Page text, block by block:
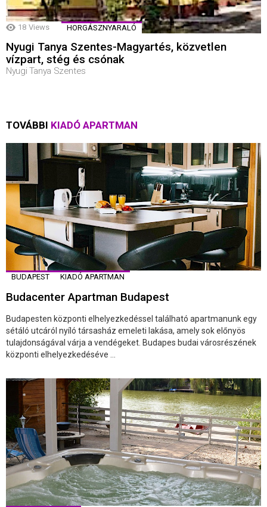
18 Views HORGÁSZNYARALÓ
Nyugi Tanya Szentes-Magyartés, közvetlen
vízpart, stég és csónak
Nyugi Tanya Szentes
TOVÁBBI KIADÓ APARTMAN
BUDAPEST KIADÓ APARTMAN
Budacenter Apartman Budapest
Budapesten központi elhelyezkedéssel található apartmanunk egy
sétáló utcáról nyíló társasház emeleti lakása, amely sok előnyös
tulajdonságával várja a vendégeket. Budapes budai városrészének
központi elhelyezkedéséve ...